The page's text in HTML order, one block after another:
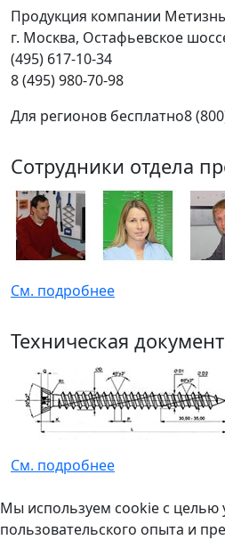
Продукция компании
г. Москва, Остафьевское
(495) 617-10-34
8 (495) 980-70-98
Для регионов бесплатно8
Сотрудники отдела
См. подробнее
Техническая
См. подробнее
Мы используем cookie с целью
пользовательского опыта и